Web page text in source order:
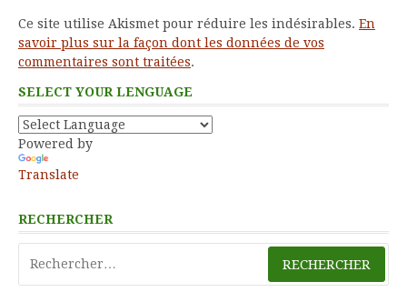
Ce site utilise Akismet pour réduire les indésirables. En
savoir plus sur la façon dont les données de vos
commentaires sont traitées.
SELECT YOUR LENGUAGE
Powered by
Translate
RECHERCHER